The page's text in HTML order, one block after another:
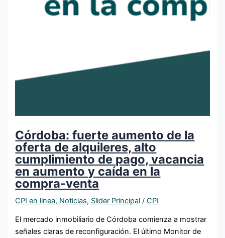
Córdoba: fuerte aumento de la
oferta de alquileres, alto
cumplimiento de pago, vacancia
en aumento y caída en la
compra-venta
CPI en linea, Noticias, Slider Principal /CPI
El mercado inmobiliario de Córdoba comienza a mostrar
señales claras de reconfiguración. El último Monitor de